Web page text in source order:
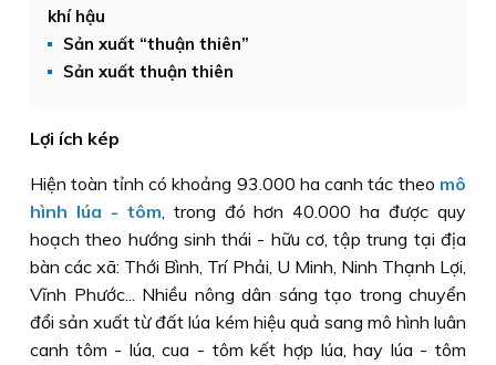
khí hậu
Sản xuất “thuận thiên”
Sản xuất thuận thiên
Lợi ích kép
Hiện toàn tỉnh có khoảng 93.000 ha canh tác theo mô
hình lúa - tôm, trong đó hơn 40.000 ha được quy
hoạch theo hướng sinh thái - hữu cơ, tập trung tại địa
bàn các xã: Thới Bình, Trí Phải, U Minh, Ninh Thạnh Lợi,
Vĩnh Phước... Nhiều nông dân sáng tạo trong chuyển
đổi sản xuất từ đất lúa kém hiệu quả sang mô hình luân
canh tôm - lúa, cua - tôm kết hợp lúa, hay lúa - tôm